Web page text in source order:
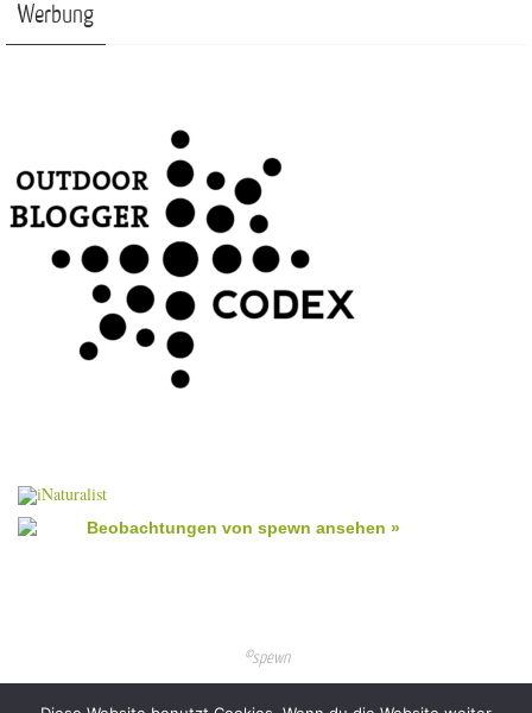
Werbung
Beobachtungen von spewn ansehen »
©spewn
Präsentiert von Nirvana& WordPress.